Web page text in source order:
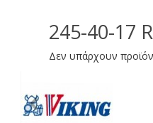
245-40-17
Δεν υπάρχουν